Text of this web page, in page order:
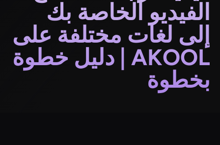
الفيديو الخاصة بك
إلى لغات مختلفة على
AKOOL | دليل خطوة
بخطوة